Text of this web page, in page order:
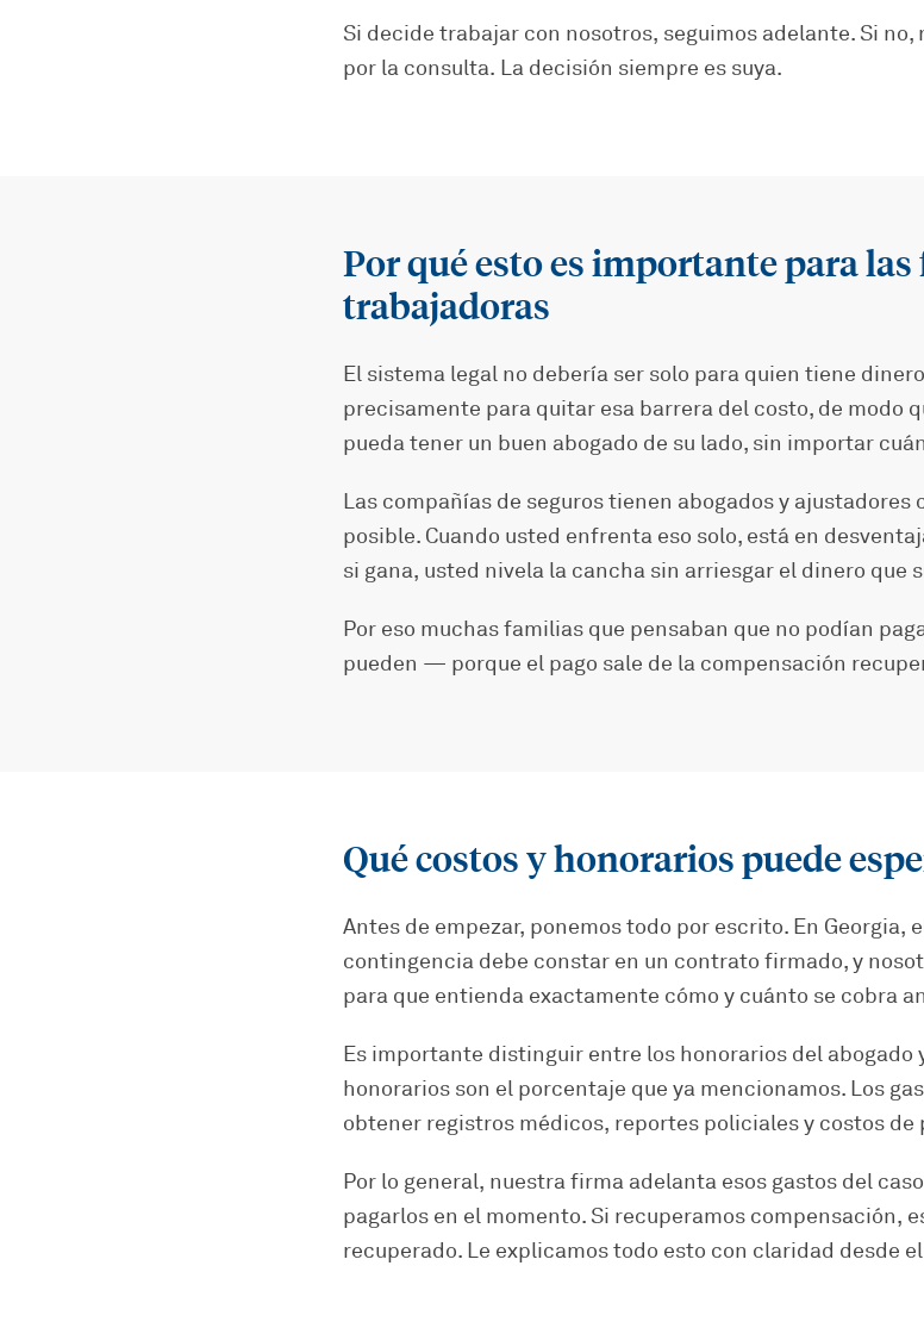
Si decide trabajar con nosotros, seguimos adelante. Si no,
por la consulta. La decisión siempre es suya.
Por qué esto es importante para
trabajadoras
El sistema legal no debería ser solo para quien tiene
precisamente para quitar esa barrera del costo, de modo
pueda tener un buen abogado de su lado, sin importar
Las compañías de seguros tienen abogados y ajustadores
posible. Cuando usted enfrenta eso solo, está en
si gana, usted nivela la cancha sin arriesgar el dinero que
Por eso muchas familias que pensaban que no podían
pueden — porque el pago sale de la compensación
Qué costos y honorarios puede
Antes de empezar, ponemos todo por escrito. En Georgia,
contingencia debe constar en un contrato firmado, y
para que entienda exactamente cómo y cuánto se cobra
Es importante distinguir entre los honorarios del abogado
honorarios son el porcentaje que ya mencionamos. Los
obtener registros médicos, reportes policiales y costos
Por lo general, nuestra firma adelanta esos gastos del
pagarlos en el momento. Si recuperamos compensación,
recuperado. Le explicamos todo esto con claridad desde